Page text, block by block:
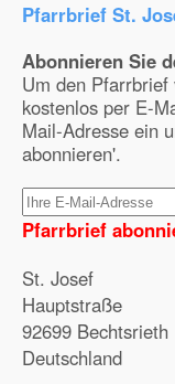
Pfarrbrief St.
Abonnieren Sie
Um den Pfarrbrief
kostenlos per E-
Mail-Adresse ein
abonnieren'.
Pfarrbrief
St. Josef
Hauptstraße
92699 Bechtsrieth
Deutschland